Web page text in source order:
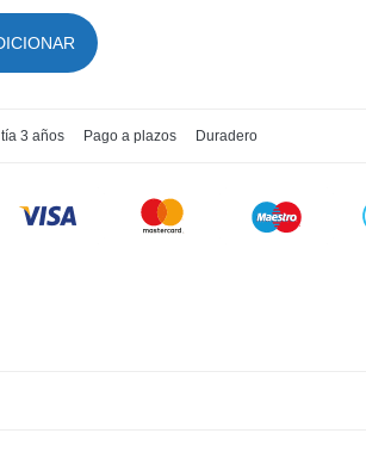
3 años Pago a plazos Duradero